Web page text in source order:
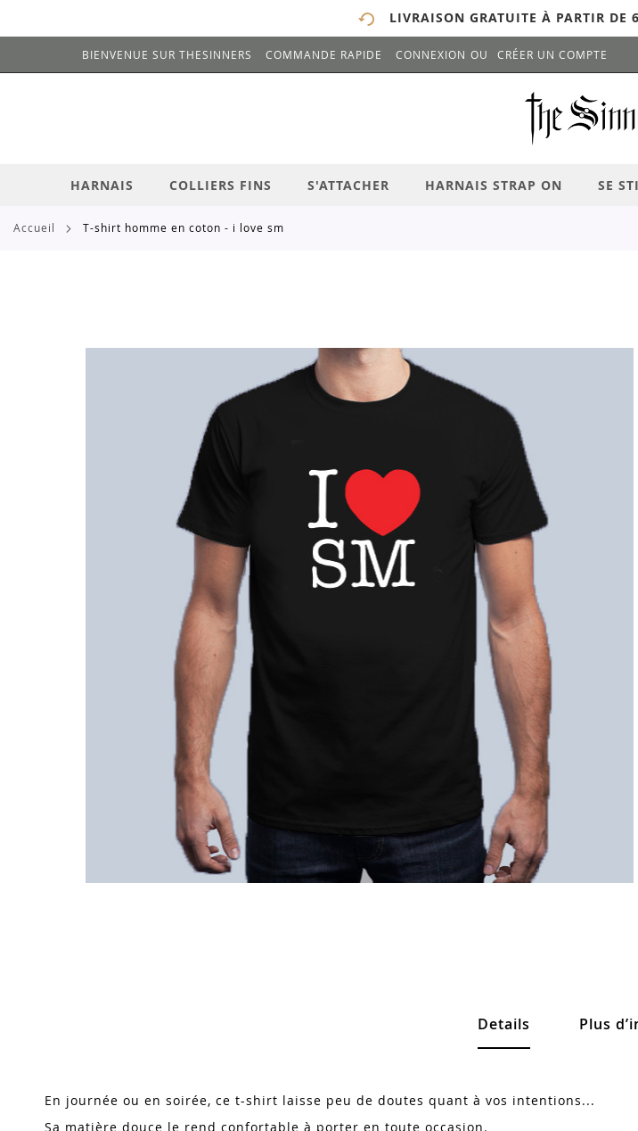
LIVRAISON GRATUITE À PARTIR DE
ALLEZ
BIENVENUE SUR THESINNERS COMMANDE RAPIDE CONNEXION CRÉER UN COMPTE
# ENTREZ AU MOINS 3 CARACTÈRES POUR LANCER LA RECHERCHE # APPUYEZ
HARNAIS COLLIERS FINS S'ATTACHER HARNAIS STRAP ON SE
accueil t-shirt homme en coton - i love sm
images
Details
En journée ou en soirée, ce t-shirt laisse peu de doutes quant à vos intentions...
Sa matière douce le rend confortable à porter en toute occasion.
Plus